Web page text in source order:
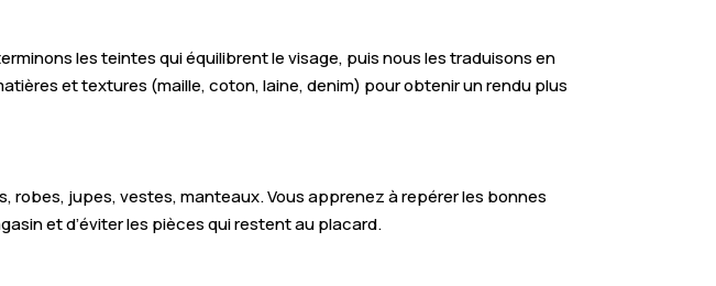
les teintes qui équilibrent le visage, puis nous les traduisons en
et textures (maille, coton, laine, denim) pour obtenir un rendu plus
jupes, vestes, manteaux. Vous apprenez à repérer les bonnes
et d’éviter les pièces qui restent au placard.